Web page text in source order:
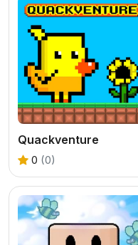
Quackventure
0 (0)